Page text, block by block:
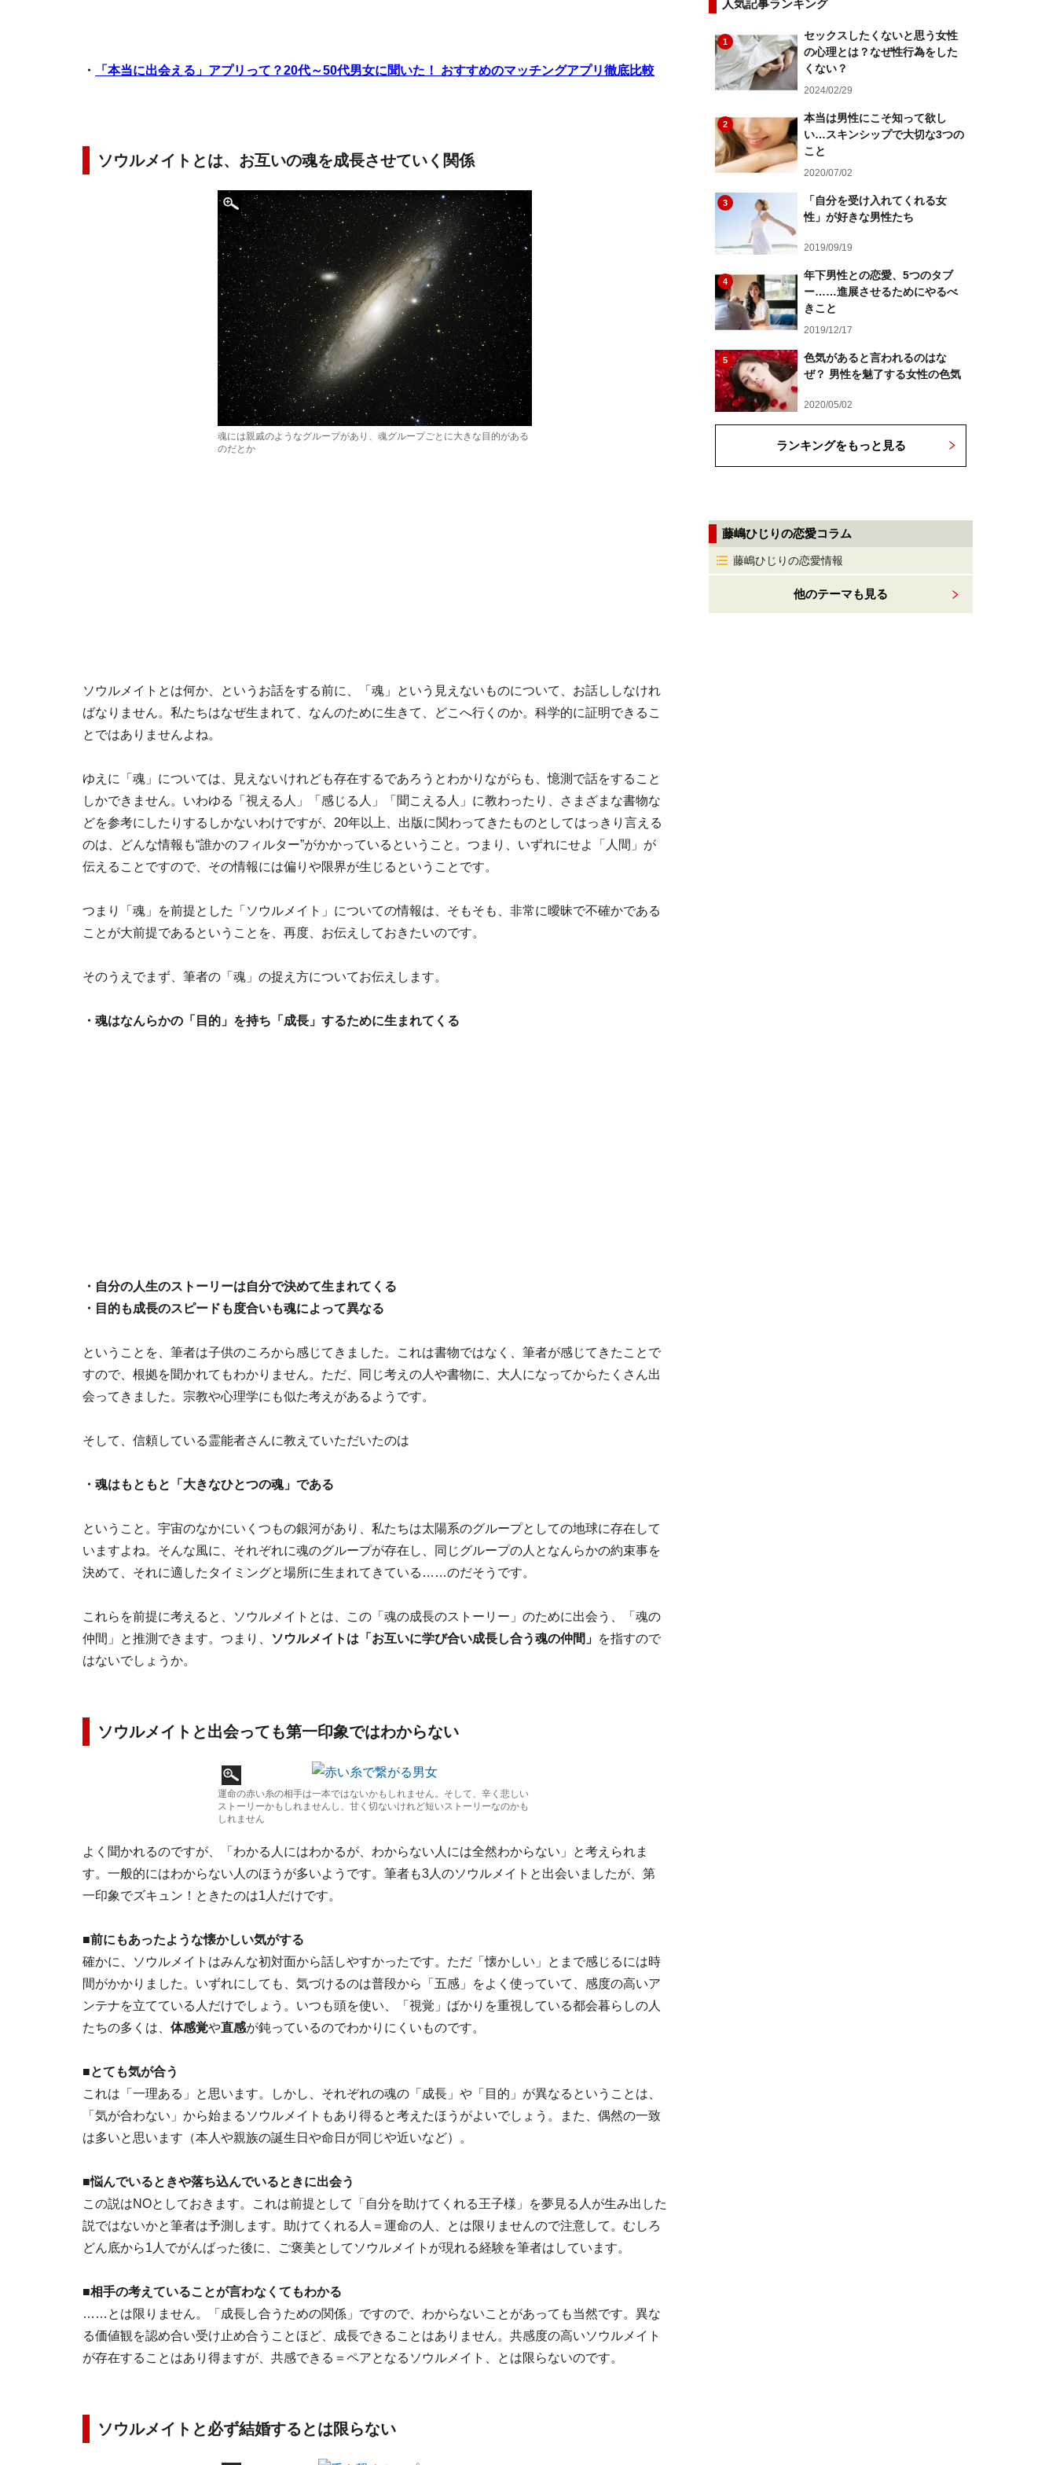
・ 「本当に出会える」アプリって？20代～50代男女に聞いた！ おすすめのマッチングアプリ徹底比較
ソウルメイトとは、お互いの魂を成長させていく関係
魂には親戚のようなグループがあり、魂グループごとに大きな目的がある
のだとか
ソウルメイトとは何か、というお話をする前に、「魂」という見えないものについて、お話ししなけれ
ばなりません。私たちはなぜ生まれて、なんのために生きて、どこへ行くのか。科学的に証明できるこ
とではありませんよね。
ゆえに「魂」については、見えないけれども存在するであろうとわかりながらも、憶測で話をすること
しかできません。いわゆる「視える人」「感じる人」「聞こえる人」に教わったり、さまざまな書物な
どを参考にしたりするしかないわけですが、20年以上、出版に関わってきたものとしてはっきり言える
のは、どんな情報も“誰かのフィルター”がかかっているということ。つまり、いずれにせよ「人間」が
伝えることですので、その情報には偏りや限界が生じるということです。
つまり「魂」を前提とした「ソウルメイト」についての情報は、そもそも、非常に曖昧で不確かである
ことが大前提であるということを、再度、お伝えしておきたいのです。
そのうえでまず、筆者の「魂」の捉え方についてお伝えします。
・魂はなんらかの「目的」を持ち「成長」するために生まれてくる
・自分の人生のストーリーは自分で決めて生まれてくる
・目的も成長のスピードも度合いも魂によって異なる
ということを、筆者は子供のころから感じてきました。これは書物ではなく、筆者が感じてきたことで
すので、根拠を聞かれてもわかりません。ただ、同じ考えの人や書物に、大人になってからたくさん出
会ってきました。宗教や心理学にも似た考えがあるようです。
そして、信頼している霊能者さんに教えていただいたのは
・魂はもともと「大きなひとつの魂」である
ということ。宇宙のなかにいくつもの銀河があり、私たちは太陽系のグループとしての地球に存在して
いますよね。そんな風に、それぞれに魂のグループが存在し、同じグループの人となんらかの約束事を
決めて、それに適したタイミングと場所に生まれてきている……のだそうです。
これらを前提に考えると、ソウルメイトとは、この「魂の成長のストーリー」のために出会う、「魂の
仲間」と推測できます。つまり、
ソウルメイトは「お互いに学び合い成長し合う魂の仲間」 を指すので
はないでしょうか。
ソウルメイトと出会っても第一印象ではわからない
運命の赤い糸の相手は一本ではないかもしれません。そして、辛く悲しい
ストーリーかもしれませんし、甘く切ないけれど短いストーリーなのかも
しれません
よく聞かれるのですが、「わかる人にはわかるが、わからない人には全然わからない」と考えられま
す。一般的にはわからない人のほうが多いようです。筆者も3人のソウルメイトと出会いましたが、第
一印象でズキュン！ときたのは1人だけです。
■前にもあったような懐かしい気がする
確かに、ソウルメイトはみんな初対面から話しやすかったです。ただ「懐かしい」とまで感じるには時
間がかかりました。いずれにしても、気づけるのは普段から「五感」をよく使っていて、感度の高いア
ンテナを立てている人だけでしょう。いつも頭を使い、「視覚」ばかりを重視している都会暮らしの人
たちの多くは、 体感覚や直感が鈍っているのでわかりにくいものです。
■とても気が合う
これは「一理ある」と思います。しかし、それぞれの魂の「成長」や「目的」が異なるということは、
「気が合わない」から始まるソウルメイトもあり得ると考えたほうがよいでしょう。また、偶然の一致
は多いと思います（本人や親族の誕生日や命日が同じや近いなど）。
■悩んでいるときや落ち込んでいるときに出会う
この説はNOとしておきます。これは前提として「自分を助けてくれる王子様」を夢見る人が生み出した
説ではないかと筆者は予測します。助けてくれる人＝運命の人、とは限りませんので注意して。むしろ
どん底から1人でがんばった後に、ご褒美としてソウルメイトが現れる経験を筆者はしています。
■相手の考えていることが言わなくてもわかる
……とは限りません。「成長し合うための関係」ですので、わからないことがあっても当然です。異な
る価値観を認め合い受け止め合うことほど、成長できることはありません。共感度の高いソウルメイト
が存在することはあり得ますが、共感できる＝ペアとなるソウルメイト、とは限らないのです。
ソウルメイトと必ず結婚するとは限らない
人気記事ランキング
1
セックスしたくないと思う女性
の心理とは？なぜ性行為をした
くない？
2024/02/29
2
本当は男性にこそ知って欲し
い…スキンシップで大切な3つの
こと
2020/07/02
3
「自分を受け入れてくれる女
性」が好きな男性たち
2019/09/19
4
年下男性との恋愛、5つのタブ
ー……進展させるためにやるべ
きこと
2019/12/17
5
色気があると言われるのはな
ぜ？ 男性を魅了する女性の色気
2020/05/02
ランキングをもっと見る
藤嶋ひじりの恋愛コラム
藤嶋ひじりの恋愛情報
他のテーマも見る